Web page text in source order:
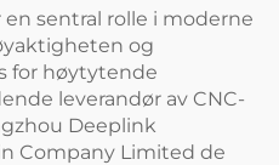
sentral rolle i moderne
og
for høytytende
leverandør av CNC-
Deeplink
Company Limited de